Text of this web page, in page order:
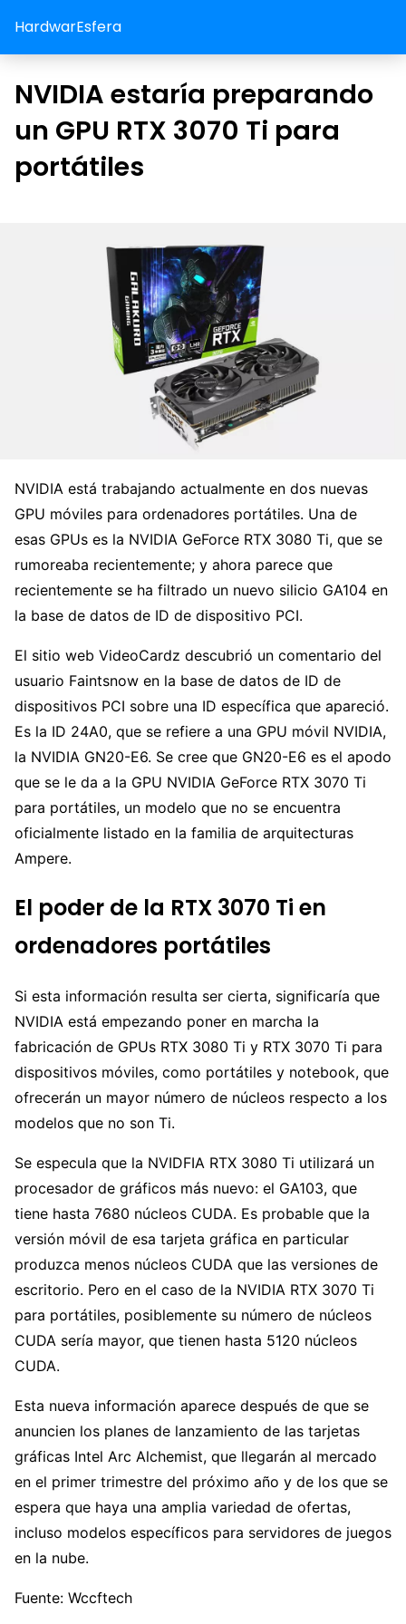
HardwarEsfera
NVIDIA estaría preparando
un GPU RTX 3070 Ti para
portátiles
NVIDIA está trabajando actualmente en dos nuevas
GPU móviles para ordenadores portátiles. Una de
esas GPUs es la NVIDIA GeForce RTX 3080 Ti, que se
rumoreaba recientemente; y ahora parece que
recientemente se ha filtrado un nuevo silicio GA104 en
la base de datos de ID de dispositivo PCI.
El sitio web VideoCardz descubrió un comentario del
usuario Faintsnow en la base de datos de ID de
dispositivos PCI sobre una ID específica que apareció.
Es la ID 24A0, que se refiere a una GPU móvil NVIDIA,
la NVIDIA GN20-E6. Se cree que GN20-E6 es el apodo
que se le da a la GPU NVIDIA GeForce RTX 3070 Ti
para portátiles, un modelo que no se encuentra
oficialmente listado en la familia de arquitecturas
Ampere.
El poder de la RTX 3070 Ti en
ordenadores portátiles
Si esta información resulta ser cierta, significaría que
NVIDIA está empezando poner en marcha la
fabricación de GPUs RTX 3080 Ti y RTX 3070 Ti para
dispositivos móviles, como portátiles y notebook, que
ofrecerán un mayor número de núcleos respecto a los
modelos que no son Ti.
Se especula que la NVIDFIA RTX 3080 Ti utilizará un
procesador de gráficos más nuevo: el GA103, que
tiene hasta 7680 núcleos CUDA. Es probable que la
versión móvil de esa tarjeta gráfica en particular
produzca menos núcleos CUDA que las versiones de
escritorio. Pero en el caso de la NVIDIA RTX 3070 Ti
para portátiles, posiblemente su número de núcleos
CUDA sería mayor, que tienen hasta 5120 núcleos
CUDA.
Esta nueva información aparece después de que se
anuncien los planes de lanzamiento de las tarjetas
gráficas Intel Arc Alchemist, que llegarán al mercado
en el primer trimestre del próximo año y de los que se
espera que haya una amplia variedad de ofertas,
incluso modelos específicos para servidores de juegos
en la nube.
Fuente: Wccftech